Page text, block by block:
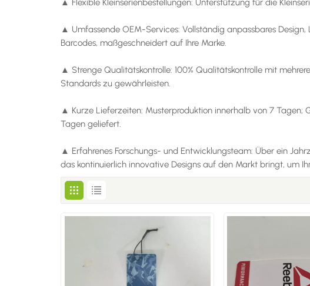
▲ Flexible Kleinserienbestellungen: Unterstützung für die
▲ Umfassende OEM-Services: Vollständig anpassbares
Barcodes, maßgeschneidert auf Ihre Marke.
▲ Strenge Qualitätskontrolle: 100% Qualitätskontrolle mit
Standards zu gewährleisten.
▲ Kurze Lieferzeiten: Musterproduktion innerhalb von 7 Tagen;
Tagen geliefert.
▲ Erfahrenes Forschungs- und Entwicklungsteam: Über ein
das kontinuierlich innovative Designs auf den Markt bringt, um